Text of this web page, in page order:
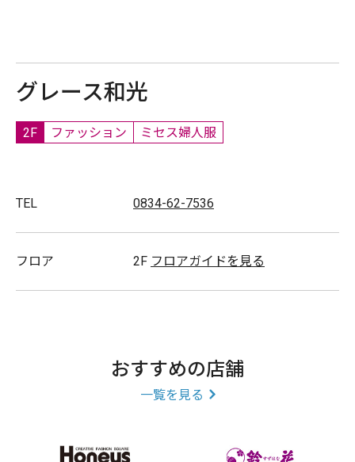
グレース和光
2F ファッション ミセス婦人服
TEL 0834-62-7536
フロア 2F フロアガイドを見る
おすすめの店舗
一覧を見る